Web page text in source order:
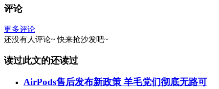
评论
更多评论
还没有人评论~ 快来抢沙发吧~
读过此文的还读过
AirPods售后发布新政策 羊毛党们彻底无路可